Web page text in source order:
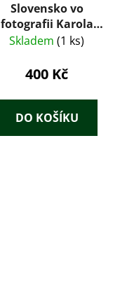
Slovensko vo
fotografii Karola
Plicku
Skladem (1 ks)
400 Kč
DO KOŠÍKU